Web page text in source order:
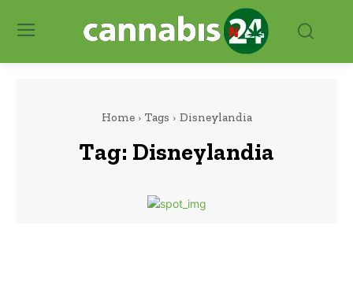
Home Tags Disneylandia
Tag: Disneylandia